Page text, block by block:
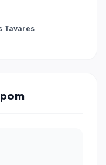
Tavares